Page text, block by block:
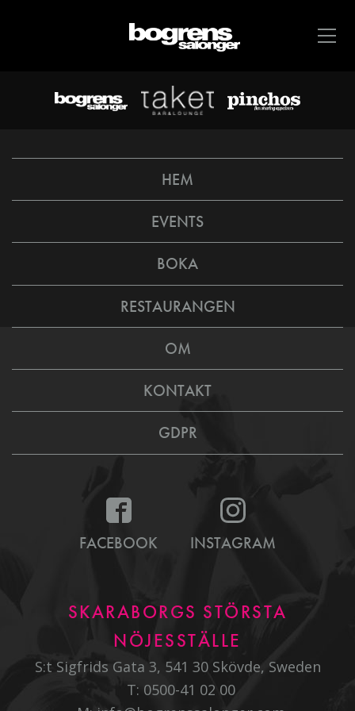
HEM
EVENTS
BOKA
RESTAURANGEN
OM
KONTAKT
GDPR
FACEBOOK INSTAGRAM
SKARABORGS STÖRSTA
NÖJESSTÄLLE
S:t Sigfrids Gata 3, 541 30 Skövde, Sweden
T: 0500-41 02 00